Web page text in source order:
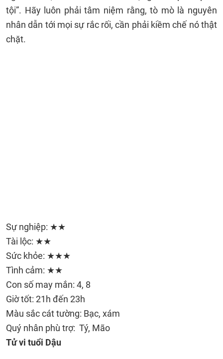
tội”. Hãy luôn phải tâm niệm rằng, tò mò là nguyên
nhân dẫn tới mọi sự rắc rối, cần phải kiềm chế nó thật
chặt.
Sự nghiệp: ★★
Tài lộc: ★★
Sức khỏe: ★★★
Tình cảm: ★★
Con số may mắn: 4, 8
Giờ tốt: 21h đến 23h
Màu sắc cát tường: Bạc, xám
Quý nhân phù trợ: Tý, Mão
Tử vi tuổi Dậu